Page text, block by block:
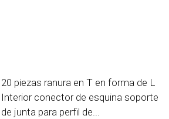
20 piezas ranura en T en forma de L
Interior conector de esquina soporte
de junta para perfil de...